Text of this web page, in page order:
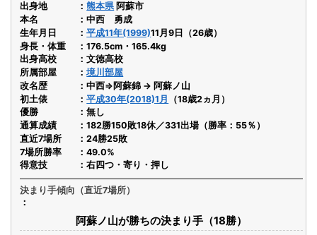
出身地
熊本県阿蘇市
本名
中西 勇成
生年月日
平成11年(1999)11月9日（26歳）
身長・体重
176.5cm・165.4kg
出身高校
文徳高校
所属部屋
境川部屋
改名歴
中西⇒阿蘇錦 → 阿蘇ノ山
初土俵
平成30年(2018)1月
（18歳2ヵ月）
優勝
無し
通算成績
182勝150敗18休／331出場（勝率：55％）
直近7場所
24勝25敗
7場所勝率
49.0%
得意技
右四つ・寄り・押し
決まり手傾向（直近7場所）
阿蘇ノ山が勝ちの決まり手（18勝）